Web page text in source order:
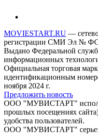
MOVIESTART.RU —
регистрации СМИ Эл №
Выдано Федеральной
информационных
Официальная торговая
идентификационным
ноября 2024 г.
Предложить новость
ООО "МУВИСТАРТ"
прошлых посещениях
удобства пользователей.
ООО "МУВИСТАРТ"